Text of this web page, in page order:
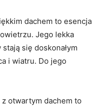
dachem to esencja
Jego⁤ lekka
się doskonałym
​i wiatru. Do⁢ jego
z otwartym dachem ​to